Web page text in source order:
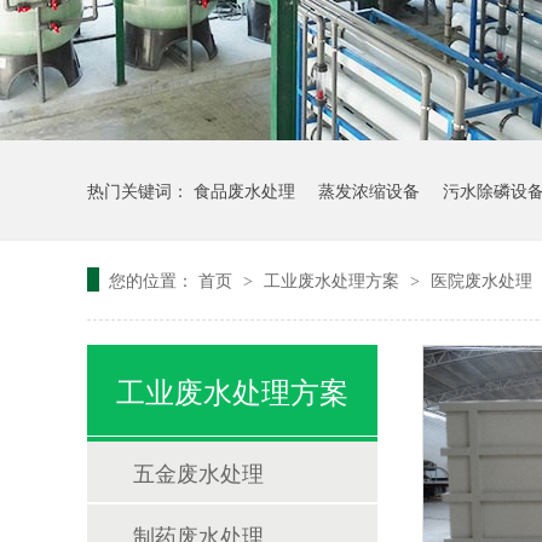
热门关键词： 食品废水处理 蒸发浓缩设备 污水除磷设
您的位置： 首页 > 工业废水处理方案 > 医院废水处理
工业废水处理方案
五金废水处理
制药废水处理